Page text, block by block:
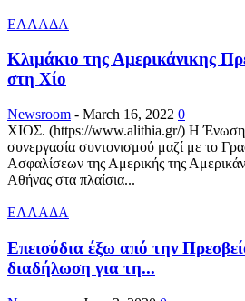
ΕΛΛΑΔΑ
Κλιμάκιο της Αμερικάνικης
στη Χίο
Newsroom - March 16, 2022 0
ΧΙΟΣ. (https://www.alithia.gr/) Η
συνεργασία συντονισμού μαζί με το
Ασφαλίσεων της Αμερικής της
Αθήνας στα πλαίσια...
ΕΛΛΑΔΑ
Επεισόδια έξω από την
διαδήλωση για τη...